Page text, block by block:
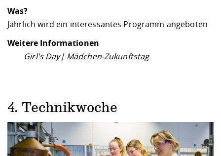
Was?
Jährlich wird ein interessantes Programm angeboten
Weitere Informationen
Girl's Day| Mädchen-Zukunftstag
4. Technikwoche